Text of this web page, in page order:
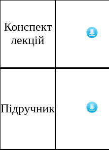
Конспект
лекцій
Підручник